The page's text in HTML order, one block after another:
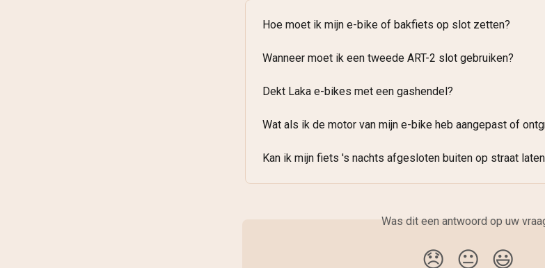
Hoe moet ik mijn e-bike of bakfiets op slot zetten?
Wanneer moet ik een tweede ART-2 slot gebruiken?
Dekt Laka e-bikes met een gashendel?
Wat als ik de motor van mijn e-bike heb aangepast of
Kan ik mijn fiets 's nachts afgesloten buiten op straat
Was dit een antwoord op uw
😞 😐 😃